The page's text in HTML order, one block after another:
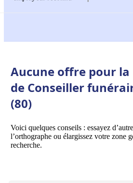
Aucune offre pour la
de Conseiller
(80)
Voici quelques conseils : essayez
l’orthographe ou élargissez votre zone
recherche.